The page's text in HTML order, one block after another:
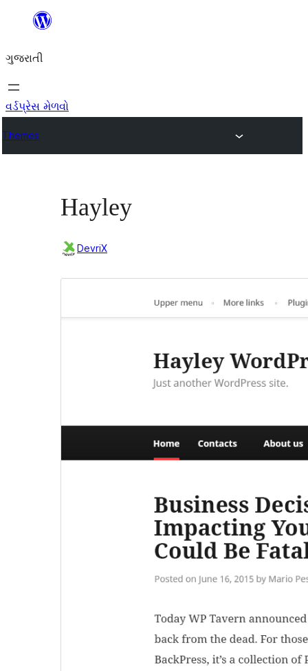
કંટેન્ટ(લખાણ)
જાઓ
ગુજરાતી
વર્ડપ્રેસ મેળવો
Themes
Hayley
DevriX